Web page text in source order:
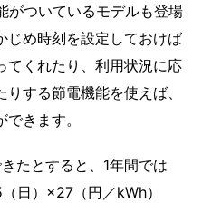
がついているモデルも登場
じめ時刻を設定しておけば
てくれたり、利用状況に応
する節電機能を使えば、
きます。
たとすると、1年間では
日）×27（円／kWh）